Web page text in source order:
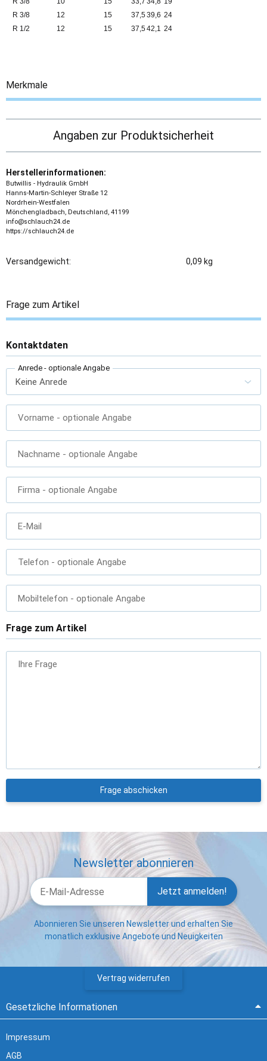
R 3/8
12 15 37,539,6 24
R 1/2
12 15 37,542,1 24
Merkmale
Angaben zur Produktsicherheit
Herstellerinformationen:
Butwillis - Hydraulik GmbH
Hanns-Martin-Schleyer Straße 12
Nordrhein-Westfalen
Mönchengladbach, Deutschland, 41199
info@schlauch24.de
https://schlauch24.de
Versandgewicht: 0,09 kg
Frage zum Artikel
Kontaktdaten
Anrede - optionale Angabe
Vorname - optionale Angabe
Nachname - optionale Angabe
Firma - optionale Angabe
E-Mail
Telefon - optionale Angabe
Mobiltelefon - optionale Angabe
Frage zum Artikel
Ihre Frage
Frage abschicken
Newsletter abonnieren
Jetzt anmelden!
Abonnieren Sie unseren Newsletter und erhalten Sie
monatlich exklusive Angebote und Neuigkeiten
Vertrag widerrufen
Gesetzliche Informationen
Impressum
AGB